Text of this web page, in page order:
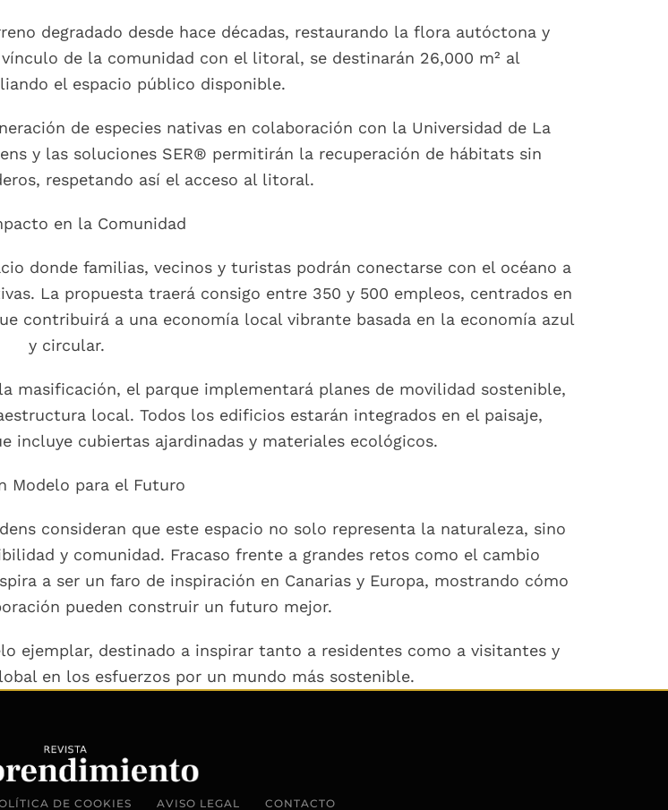
degradado desde hace décadas, restaurando la flora autóctona y
de la comunidad con el litoral, se destinarán 26,000 m² al
el espacio público disponible.
de especies nativas en colaboración con la Universidad de La
y las soluciones SER® permitirán la recuperación de hábitats sin
respetando así el acceso al litoral.
en la Comunidad
donde familias, vecinos y turistas podrán conectarse con el océano a
La propuesta traerá consigo entre 350 y 500 empleos, centrados en
contribuirá a una economía local vibrante basada en la economía azul
y circular.
masificación, el parque implementará planes de movilidad sostenible,
local. Todos los edificios estarán integrados en el paisaje,
cubiertas ajardinadas y materiales ecológicos.
Modelo para el Futuro
consideran que este espacio no solo representa la naturaleza, sino
y comunidad. Fracaso frente a grandes retos como el cambio
a ser un faro de inspiración en Canarias y Europa, mostrando cómo
pueden construir un futuro mejor.
ejemplar, destinado a inspirar tanto a residentes como a visitantes y
en los esfuerzos por un mundo más sostenible.
DE COOKIES AVISO LEGAL CONTACTO